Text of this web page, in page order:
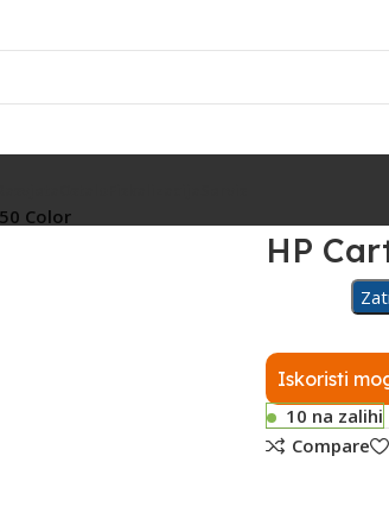
Color
HP
Iskoristi
10 na zalihi
Compare